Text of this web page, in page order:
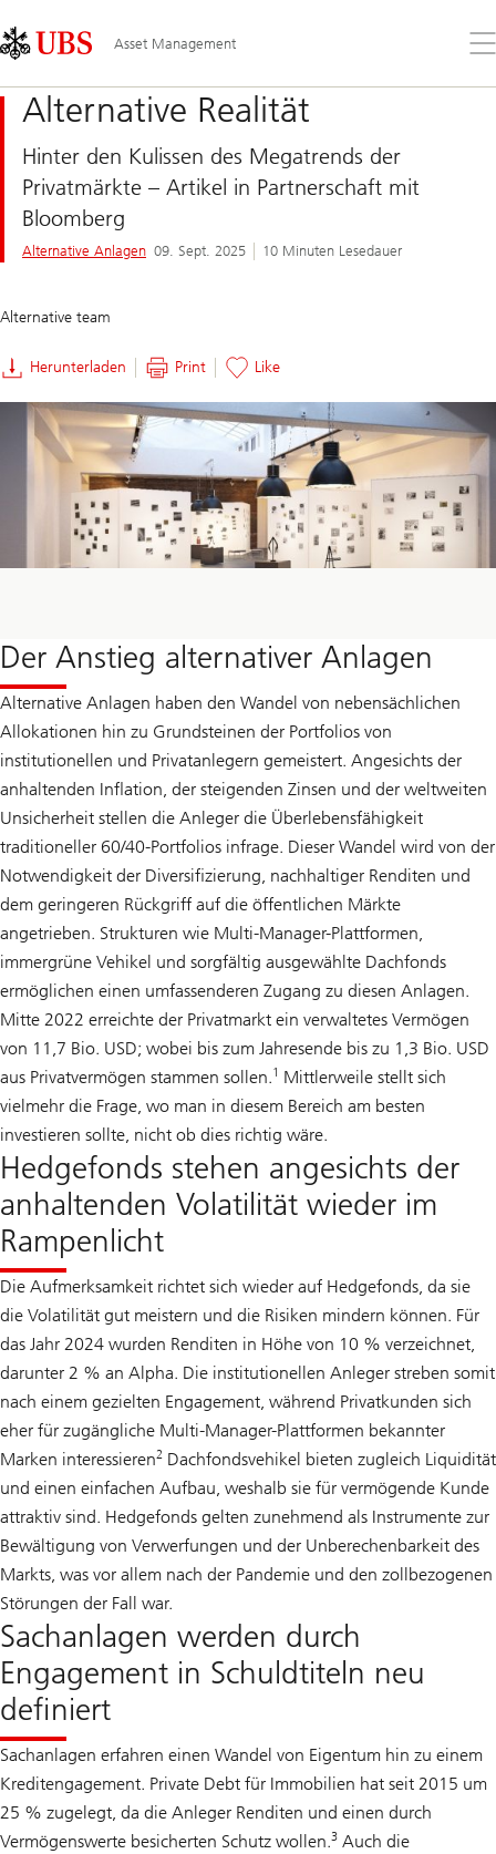
Links
Area
Asset Management
Sie
Alternative Realität
Hinter den Kulissen des Megatrends der
Privatmärkte – Artikel in Partnerschaft mit
Bloomberg
Alternative Anlagen 09. Sept. 2025 10 Minuten Lesedauer
Alternative team
Herunterladen Print Like
Der Anstieg alternativer Anlagen
Alternative Anlagen haben den Wandel von nebensächlichen
Allokationen hin zu Grundsteinen der Portfolios von
institutionellen und Privatanlegern gemeistert. Angesichts der
anhaltenden Inflation, der steigenden Zinsen und der weltweiten
Unsicherheit stellen die Anleger die Überlebensfähigkeit
traditioneller 60/40-Portfolios infrage. Dieser Wandel wird von der
Notwendigkeit der Diversifizierung, nachhaltiger Renditen und
dem geringeren Rückgriff auf die öffentlichen Märkte
angetrieben. Strukturen wie Multi-Manager-Plattformen,
immergrüne Vehikel und sorgfältig ausgewählte Dachfonds
ermöglichen einen umfassenderen Zugang zu diesen Anlagen.
Mitte 2022 erreichte der Privatmarkt ein verwaltetes Vermögen
von 11,7 Bio. USD; wobei bis zum Jahresende bis zu 1,3 Bio. USD
aus Privatvermögen stammen sollen.1 Mittlerweile stellt sich
vielmehr die Frage, wo man in diesem Bereich am besten
investieren sollte, nicht ob dies richtig wäre.
Hedgefonds stehen angesichts der
anhaltenden Volatilität wieder im
Rampenlicht
Die Aufmerksamkeit richtet sich wieder auf Hedgefonds, da sie
die Volatilität gut meistern und die Risiken mindern können. Für
das Jahr 2024 wurden Renditen in Höhe von 10 % verzeichnet,
darunter 2 % an Alpha. Die institutionellen Anleger streben somit
nach einem gezielten Engagement, während Privatkunden sich
eher für zugängliche Multi-Manager-Plattformen bekannter
Marken interessieren2 Dachfondsvehikel bieten zugleich Liquidität
und einen einfachen Aufbau, weshalb sie für vermögende Kunde
attraktiv sind. Hedgefonds gelten zunehmend als Instrumente zur
Bewältigung von Verwerfungen und der Unberechenbarkeit des
Markts, was vor allem nach der Pandemie und den zollbezogenen
Störungen der Fall war.
Sachanlagen werden durch
Engagement in Schuldtiteln neu
definiert
Sachanlagen erfahren einen Wandel von Eigentum hin zu einem
Kreditengagement. Private Debt für Immobilien hat seit 2015 um
25 % zugelegt, da die Anleger Renditen und einen durch
Vermögenswerte besicherten Schutz wollen.3 Auch die